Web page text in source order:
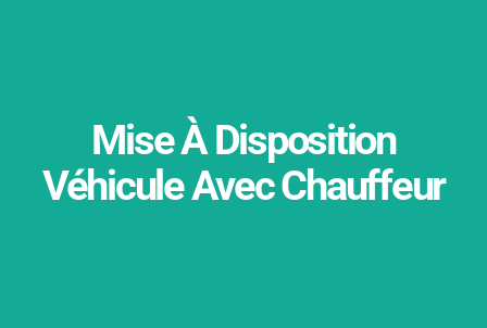
Mise À Disposition
Véhicule Avec Chauffeur